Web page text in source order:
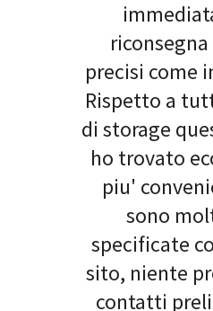
precisi come
Rispetto a
di storage
ho trovato
piu'
sono
specificate
sito, niente
contatti